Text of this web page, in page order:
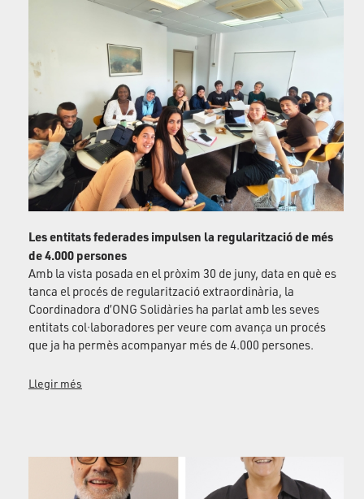
Les entitats federades impulsen la regularització de més
de 4.000 persones
Amb la vista posada en el pròxim 30 de juny, data en què es
tanca el procés de regularització extraordinària, la
Coordinadora d’ONG Solidàries ha parlat amb les seves
entitats col·laboradores per veure com avança un procés
que ja ha permès acompanyar més de 4.000 persones.
Llegir més